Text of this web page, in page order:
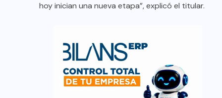
hoy inician una nueva etapa”, explicó el titular.